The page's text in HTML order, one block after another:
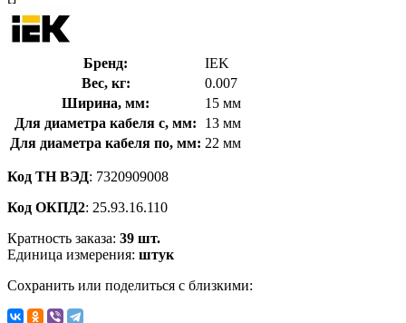
Бренд:
IEK
Вес, кг:
0.007
Ширина, мм:
15 мм
Для диаметра кабеля с, мм:
13 мм
Для диаметра кабеля по, мм: 22 мм
Код ТН ВЭД: 7320909008
Код ОКПД2: 25.93.16.110
Кратность заказа: 39 шт.
Единица измерения: штук
Сохранить или поделиться с близкими: